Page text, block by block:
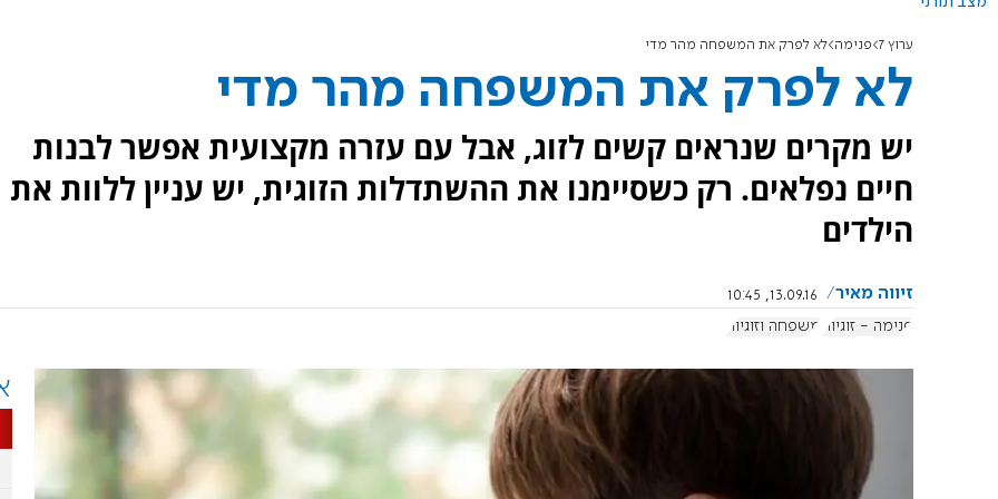
ערוץ 7 פנימה לא לפרק את המשפחה מהר מדי
לא לפרק את המשפחה מהר מדי
יש מקרים שנראים קשים לזוג, אבל עם עזרה מקצועית אפשר לבנות
חיים נפלאים. רק כשסיימנו את ההשתדלות הזוגית, יש עניין ללוות את
הילדים
זיווה מאיר
13.09.16, 10:45
פנימה - זוגיות
משפחה וזוגיות